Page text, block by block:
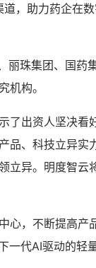
道，助力药企在
丽珠集团、国药
机构。
了出资人坚决看
品、科技立异实
立异。明度智云
心，不断提高产
一代AI驱动的轻